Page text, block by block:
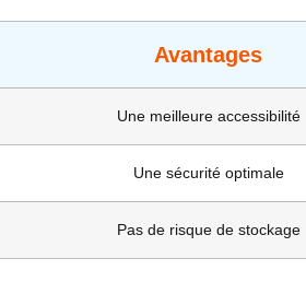
Avantages
Une meilleure accessibilité
Une sécurité optimale
Pas de risque de stockage